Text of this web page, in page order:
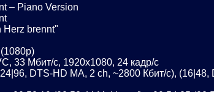
– Piano Version
Herz brennt"
33 Mбит/с, 1920х1080, 24 кадр/с
DTS-HD MA, 2 ch, ~2800 Кбит/с), (16|48,